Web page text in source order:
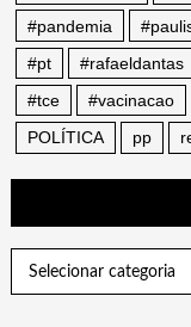
#pandemia
#pt
#rafaeldantas
#tce
#vacinacao
POLÍTICA
pp